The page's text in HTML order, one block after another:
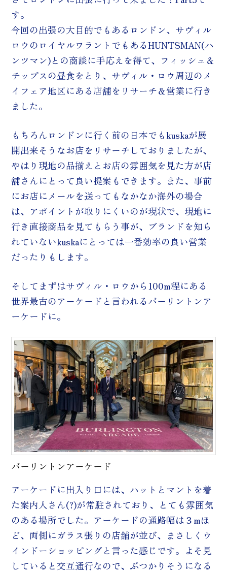
す。
今回の出張の大目的でもあるロンドン、サヴィル
ロウのロイヤルワラントでもあるHUNTSMAN(ハ
ンツマン)との商談に手応えを得て、フィッシュ＆
チップスの昼食をとり、サヴィル・ロウ周辺のメ
イフェア地区にある店舗をリサーチ＆営業に行き
ました。
もちろんロンドンに行く前の日本でもkuskaが展
開出来そうなお店をリサーチしておりましたが、
やはり現地の品揃えとお店の雰囲気を見た方が店
舗さんにとって良い提案もできます。また、事前
にお店にメールを送ってもなかなか海外の場合
は、アポイントが取りにくいのが現状で、現地に
行き直接商品を見てもらう事が、ブランドを知ら
れていないkuskaにとっては一番効率の良い営業
だったりもします。
そしてまずはサヴィル・ロウから100m程にある
世界最古のアーケードと言われるバーリントンア
ーケードに。
バーリントンアーケード
アーケードに出入り口には、ハットとマントを着
た案内人さん(?)が常駐されており、とても雰囲気
のある場所でした。アーケードの通路幅は３mほ
ど、両側にガラス張りの店舗が並び、まさしくウ
インドーショッピングと言った感じです。よそ見
していると交互通行なので、ぶつかりそうになる